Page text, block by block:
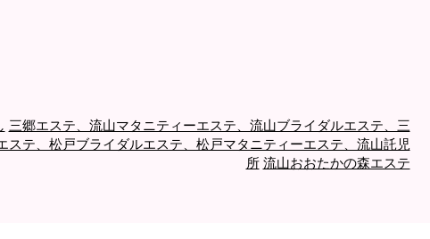
三郷エステ、流山マタニティーエステ、流山ブライダルエステ、三
ステ、松戸ブライダルエステ、松戸マタニティーエステ、流山託児
所 流山おおたかの森エステ